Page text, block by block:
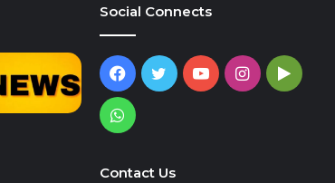
Social Connects
Facebook
TwitterYouTubeInstagram
Google
WhatsApp
Contact Us